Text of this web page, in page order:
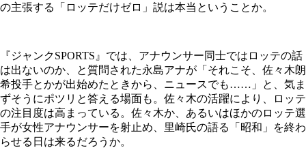
の主張する「ロッテだけゼロ」説は本当ということか。
『ジャンクSPORTS』では、アナウンサー同士ではロッテの話
は出ないのか、と質問された永島アナが「それこそ、佐々木朗
希投手とかが出始めたときから、ニュースでも……」と、気ま
ずそうにポツリと答える場面も。佐々木の活躍により、ロッテ
の注目度は高まっている。佐々木か、あるいはほかのロッテ選
手が女性アナウンサーを射止め、里崎氏の語る「昭和」を終わ
らせる日は来るだろうか。